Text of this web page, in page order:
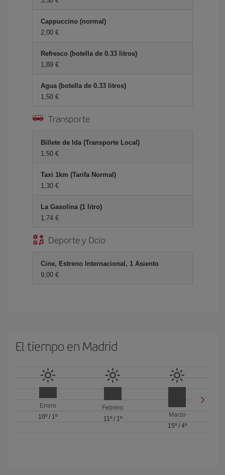
Cappuccino (normal)
2,00 €
Refresco (botella de 0.33 litros)
1,89 €
Agua (botella de 0.33 litros)
1,50 €
Transporte
Billete de Ida (Transporte Local)
1,50 €
Taxi 1km (Tarifa Normal)
1,30 €
La Gasolina (1 litro)
1,74 €
Deporte y Ocio
Cine, Estreno Internacional, 1 Asiento
9,00 €
El tiempo en Madrid
Enero
10º / 1º
Febrero
11º/ 1º
Marzo
15º/ 4º